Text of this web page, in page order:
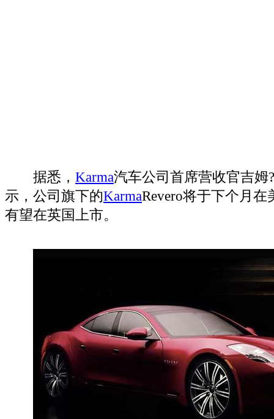
据悉， Karma汽车公司首席营收官吉姆
示，公司旗下的KarmaRevero将于下个月
有望在英国上市。